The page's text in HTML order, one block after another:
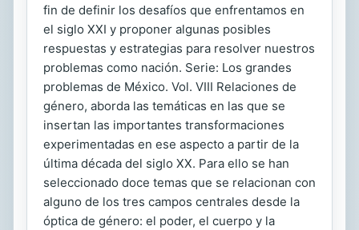
fin de definir los desafíos que enfrentamos en
el siglo XXI y proponer algunas posibles
respuestas y estrategias para resolver nuestros
problemas como nación. Serie: Los grandes
problemas de México. Vol. VIII Relaciones de
género, aborda las temáticas en las que se
insertan las importantes transformaciones
experimentadas en ese aspecto a partir de la
última década del siglo XX. Para ello se han
seleccionado doce temas que se relacionan con
alguno de los tres campos centrales desde la
óptica de género: el poder, el cuerpo y la